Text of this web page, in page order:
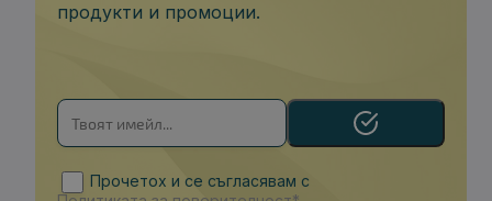
продукти и промоции.
Прочетох и се съгласявам с